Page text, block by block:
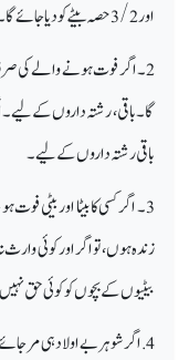
اور 3/2 حصہ بیٹے کو دیا جائے گا۔
2۔ اگر فوت ہونے والے کی
گا ۔ باقی، رشتہ داروں کے لیے۔
باقی رشتہ داروں کے لیے۔
3۔ اگر کسی کا بیٹا اور بیٹی
زندہ ہوں، تو اگر اور کوئی وارث
بیٹیوں کے بچوں کو کوئی حق نہیں